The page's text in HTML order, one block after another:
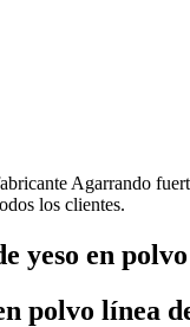
Agarrando
los clientes.
yeso en
polvo línea